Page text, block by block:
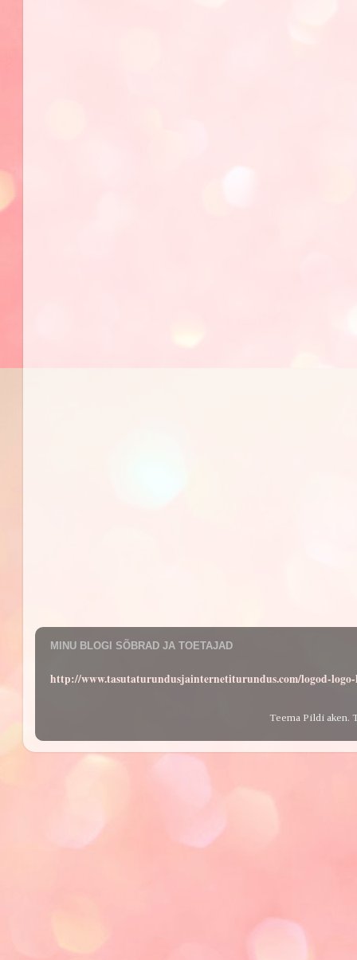
MINU BLOGI SÕBRAD JA TOETAJAD
http://www.tasutaturundusjainternetiturundus.com/logod-
Teema Pildi aken.